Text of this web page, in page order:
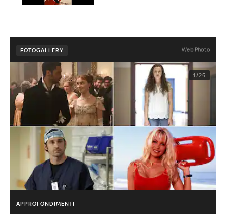
FOTOGALLERY Web Photo
1/25
APPROFONDIMENTI